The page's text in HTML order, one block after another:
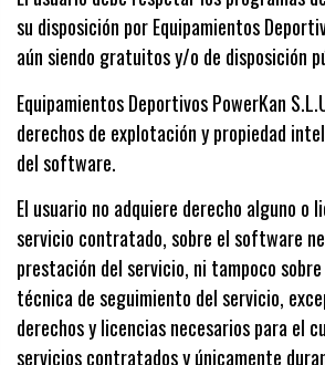
su disposición por Equipamientos
aún siendo gratuitos y/o de disposición
Equipamientos Deportivos PowerKan
derechos de explotación y propiedad
del software.
El usuario no adquiere derecho alguno o
servicio contratado, sobre el software
prestación del servicio, ni tampoco
técnica de seguimiento del servicio,
derechos y licencias necesarios para el
servicios contratados y únicamente